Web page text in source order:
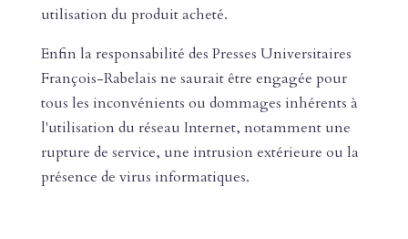
utilisation du produit acheté.
Enfin la responsabilité des Presses Universitaires
François-Rabelais ne saurait être engagée pour
tous les inconvénients ou dommages inhérents à
l'utilisation du réseau Internet, notamment une
rupture de service, une intrusion extérieure ou la
présence de virus informatiques.